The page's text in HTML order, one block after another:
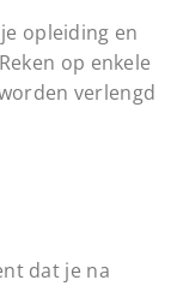
opleiding en
op enkele
verlengd
dat je na